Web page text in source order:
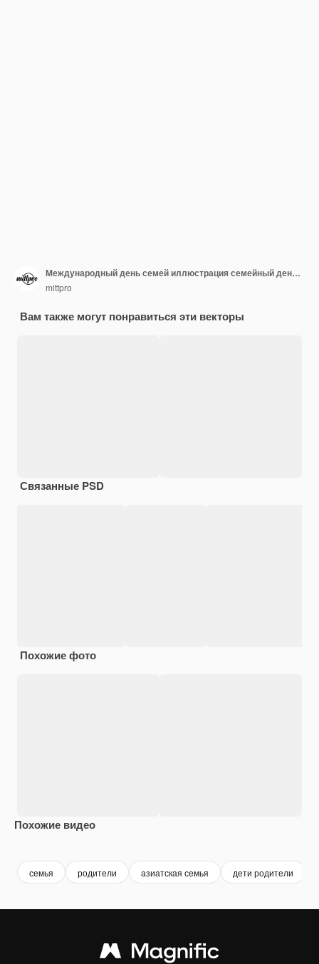
Международный день семей иллюстрация семейный день векторная иллюстрация
mittpro
Вам также могут понравиться эти векторы
Связанные PSD
Похожие фото
Похожие видео
семья родители азиатская семья дети родители